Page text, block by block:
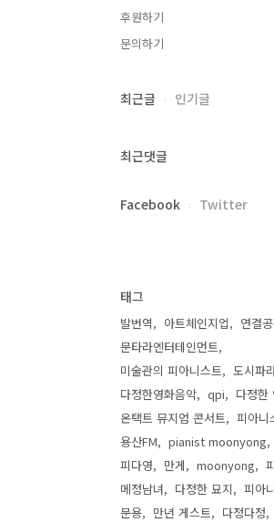
후원하기
문의하기
최근글 인기글
최근댓글
Facebook Twitter
태그
발번역 아트체인지업
연결
문타라엔터테인먼트
미술관의 피아니스트
도시파
다정한영화음악
qpi
다정한
온택트 뮤지엄 콘서트
피아니
용산FM
pianist moonyong
피다영
만게 moonyong
메정남녀
다정한 묘지
피아
문용
만년 게스트 다정다정